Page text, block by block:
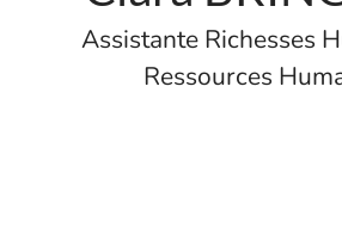
Assistante Richesses
Ressources